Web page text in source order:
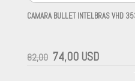
CAMARA BULLET INTELBRAS VHD
82,00 74,00 USD